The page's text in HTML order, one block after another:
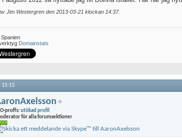
Jim Westergren den 2013-03-21 klockan 14:37.
Domainstats
15:15
proffs:utökad profil
för alla forumsektioner